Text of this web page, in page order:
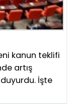
kanun teklifi
artış
İşte